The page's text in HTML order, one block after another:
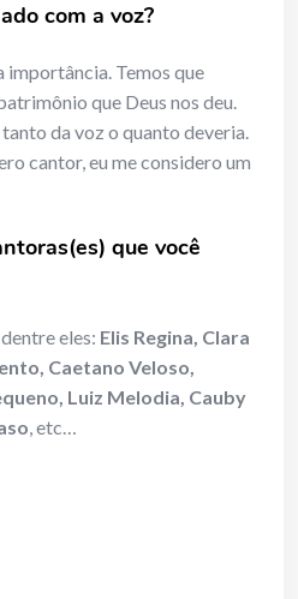
com a voz?
importância. Temos que
que Deus nos deu.
da voz o quanto deveria.
cantor, eu me considero um
que você
eles: Elis Regina, Clara
Caetano Veloso,
Luiz Melodia, Cauby
, etc…